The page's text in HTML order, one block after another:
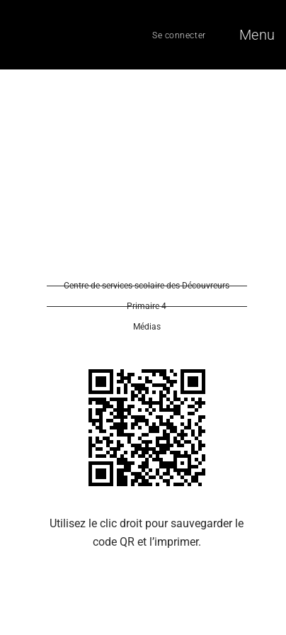
Se connecter Menu
Centre de services scolaire des Découvreurs
Primaire 4
Médias
Utilisez le clic droit pour sauvegarder le
code QR et l’imprimer.